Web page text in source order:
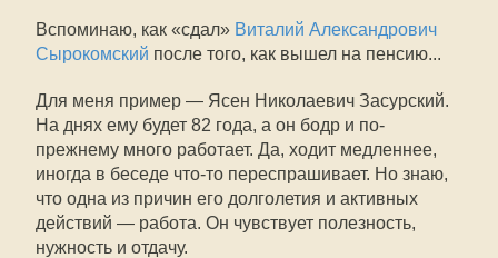
Вспоминаю, как «сдал» Виталий Александрович
Сырокомский после того, как вышел на пенсию...
Для меня пример — Ясен Николаевич Засурский.
На днях ему будет 82 года, а он бодр и по-
прежнему много работает. Да, ходит медленнее,
иногда в беседе что-то переспрашивает. Но знаю,
что одна из причин его долголетия и активных
действий — работа. Он чувствует полезность,
нужность и отдачу.